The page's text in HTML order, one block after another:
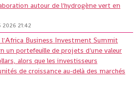
autour de l'hydrogène vert en
2026 21:42
Business Investment Summit
un portefeuille de projets d'une valeur
alors que les investisseurs
de croissance au-delà des marchés